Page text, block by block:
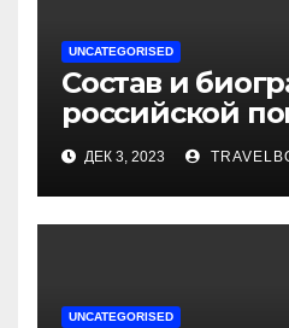
UNCATEGORISED
Состав и
российской
«Иванушки
— история
и судьбы
ДЕК 3, 2023
UNCATEGORISED